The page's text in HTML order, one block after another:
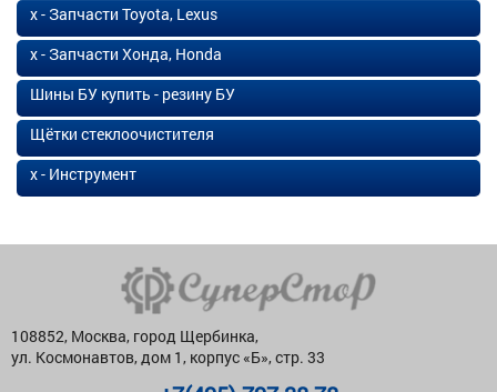
х - Запчасти Toyota, Lexus
х - Запчасти Хонда, Honda
Шины БУ купить - резину БУ
Щётки стеклоочистителя
х - Инструмент
108852, Москва, город Щербинка,
ул. Космонавтов, дом 1, корпус «Б», стр. 33